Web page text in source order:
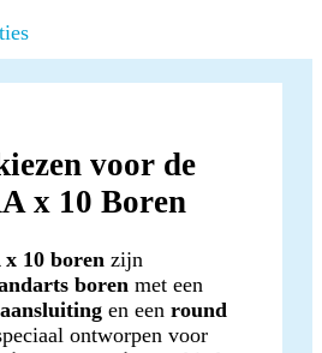
voor de
x 10 Boren
10 boren zijn
boren met een
en een round
ontworpen voor